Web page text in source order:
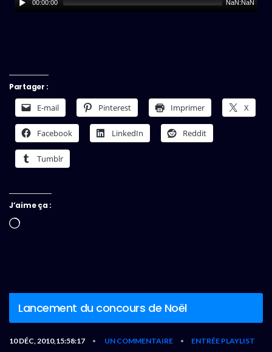
00:00:00 NaN:NaN
Partager :
E-mail Pinterest Imprimer X
Facebook LinkedIn Reddit
Tumblr
J’aime ça :
Chargement…
Lancement du concours de Noël
10 DÉC, 2010,15:58:17 • UN COMMENTAIRE • ENTRÉE PLAYLIST